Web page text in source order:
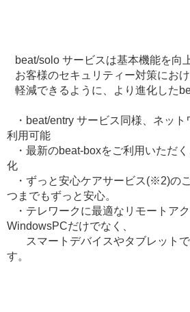
beat/solo サービスは基本機能を向
お客様のセキュリティー対策にお
軽減できるように、より進化した
・beat/entry サービス同様、ネット
利用可能
・最新のbeat-boxをご利用いただ
化
・ずっと安心ケアサービス(※2)の
つまでもずっと安心。
・テレワークに最適なリモートア
WindowsPCだけでなく、
スマートデバイスやタブレットで
す。